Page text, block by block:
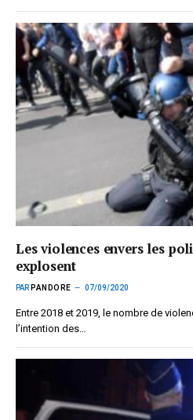
Les violences envers les
explosent
PAR PANDORE 07/09/2020
Entre 2018 et 2019, le nombre de
l’intention des…